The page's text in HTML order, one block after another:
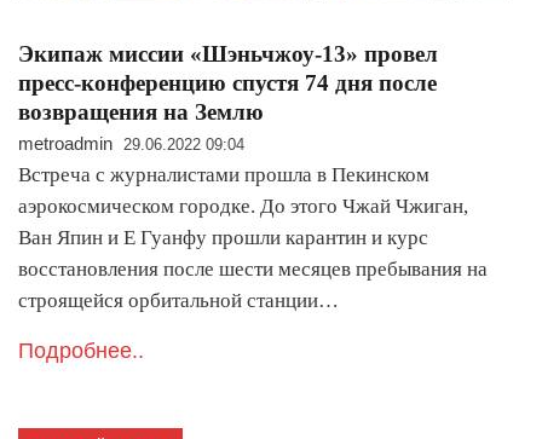
Экипаж миссии «Шэньчжоу-13» провел
пресс-конференцию спустя 74 дня после
возвращения на Землю
metroadmin 29.06.2022 09:04
Встреча с журналистами прошла в Пекинском
аэрокосмическом городке. До этого Чжай Чжиган,
Ван Япин и Е Гуанфу прошли карантин и курс
восстановления после шести месяцев пребывания на
строящейся орбитальной станции…
Подробнее..